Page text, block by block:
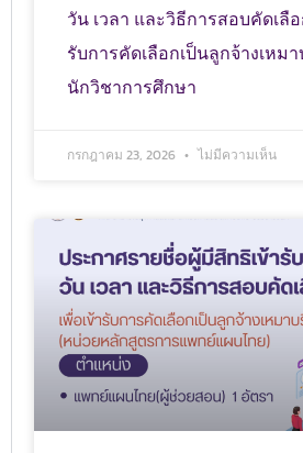
วัน เวลา และวิธีการสอบคัดเลื
รับการคัดเลือกเป็นลูกจ้างเหม
นักวิชาการศึกษา
กรกฎาคม 23, 2026 ไม่มีความเห็น